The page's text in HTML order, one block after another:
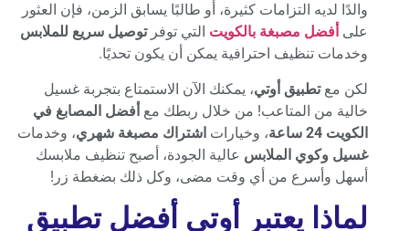
والدًا لديه التزامات كثيرة، أو طالبًا يسابق الزمن، فإن العثور
على أفضل مصبغة بالكويت التي توفرتوصيل سريع للملابس
وخدمات تنظيف احترافية يمكن أن يكون تحديًا.
لكن معتطبيق أوتي، يمكنك الآن الاستمتاع بتجربة غسيل
خالية من المتاعب! من خلال ربطك مع أفضل المصابغ في
الكويت 24 ساعة
، وخيارات اشتراك مصبغة شهري، وخدمات
غسيل وكوي الملابس عالية الجودة، أصبح تنظيف ملابسك
أسهل وأسرع من أي وقت مضى، وكل ذلك بضغطة زر!
لماذا يعتبر أوتي أفضل تطبيق